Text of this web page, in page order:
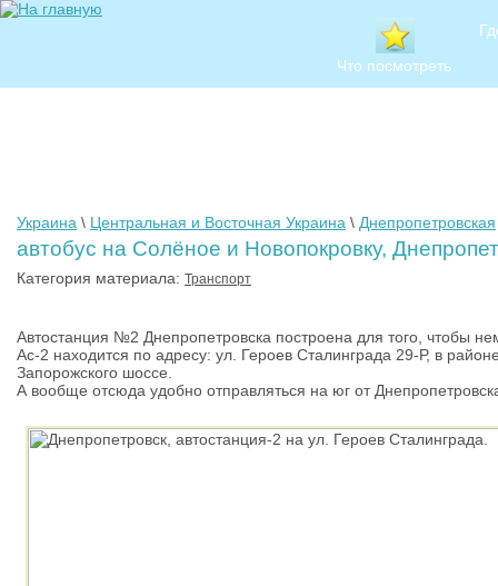
Что посмотреть
Украина \ Центральная и Восточная Украина \ Днепропетровская
автобус на Солёное и Новопокровку,
Категория материала: Транспорт
Автостанция №2 Днепропетровска построена для того, чтобы
Ас-2 находится по адресу: ул. Героев Сталинграда 29-Р, в
Запорожского шоссе.
А вообще отсюда удобно отправляться на юг от